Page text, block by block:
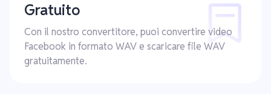
Gratuito
Con il nostro convertitore, puoi convertire video
Facebook in formato WAV e scaricare file WAV
gratuitamente.